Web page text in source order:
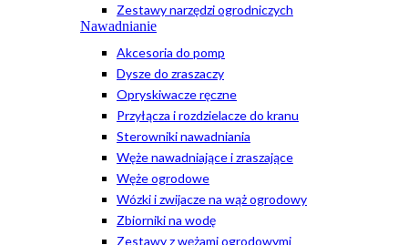
Zestawy narzędzi ogrodniczych
Nawadnianie
Akcesoria do pomp
Dysze do zraszaczy
Opryskiwacze ręczne
Przyłącza i rozdzielacze do kranu
Sterowniki nawadniania
Węże nawadniające i zraszające
Węże ogrodowe
Wózki i zwijacze na wąż ogrodowy
Zbiorniki na wodę
Zestawy z wężami ogrodowymi